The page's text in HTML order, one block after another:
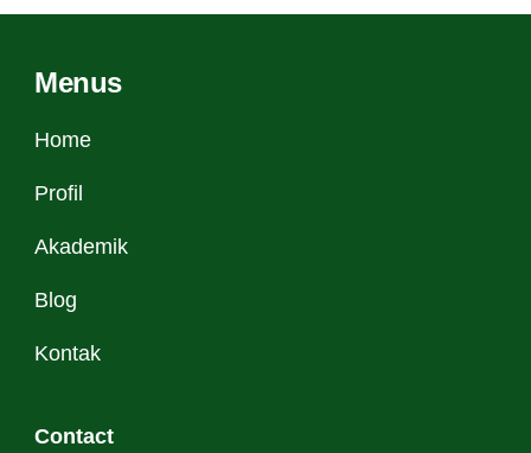
Menus
Home
Profil
Akademik
Blog
Kontak
Contact